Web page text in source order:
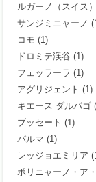
ルガーノ（スイス）
サンジミニャーノ
コモ (1)
ドロミテ渓谷 (1)
フェッラーラ (1)
アグリジェント (1)
キエース ダルパゴ
ブッセート (1)
パルマ (1)
レッジョエミリア
ポリニャーノ・ア